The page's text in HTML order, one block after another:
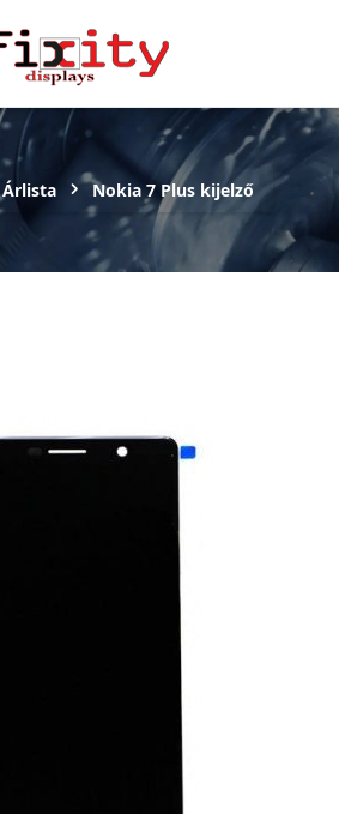
Árlista Nokia 7 Plus kijelző